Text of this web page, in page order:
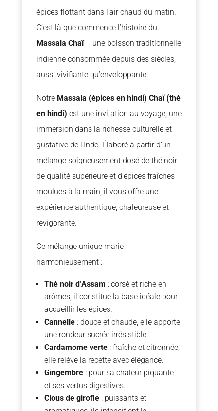
épices flottant dans l’air chaud du matin.
C’est là que commence l’histoire du
Massala Chaï– une boisson traditionnelle
indienne consommée depuis des siècles,
aussi vivifiante qu’enveloppante.
Notre Massala (épices en hindi) Chaï (thé
en hindi) est une invitation au voyage, une
immersion dans la richesse culturelle et
gustative de l’Inde. Élaboré à partir d’un
mélange soigneusement dosé de thé noir
de qualité supérieure et d’épices fraîches
moulues à la main, il vous offre une
expérience authentique, chaleureuse et
revigorante.
Ce mélange unique marie
harmonieusement :
Thé noir d’Assam : corsé et riche en
arômes, il constitue la base idéale pour
accueillir les épices.
Cannelle: douce et chaude, elle apporte
une rondeur sucrée irrésistible.
Cardamome verte: fraîche et citronnée,
elle relève la recette avec élégance.
Gingembre: pour sa chaleur piquante
et ses vertus digestives.
Clous de girofle: puissants et